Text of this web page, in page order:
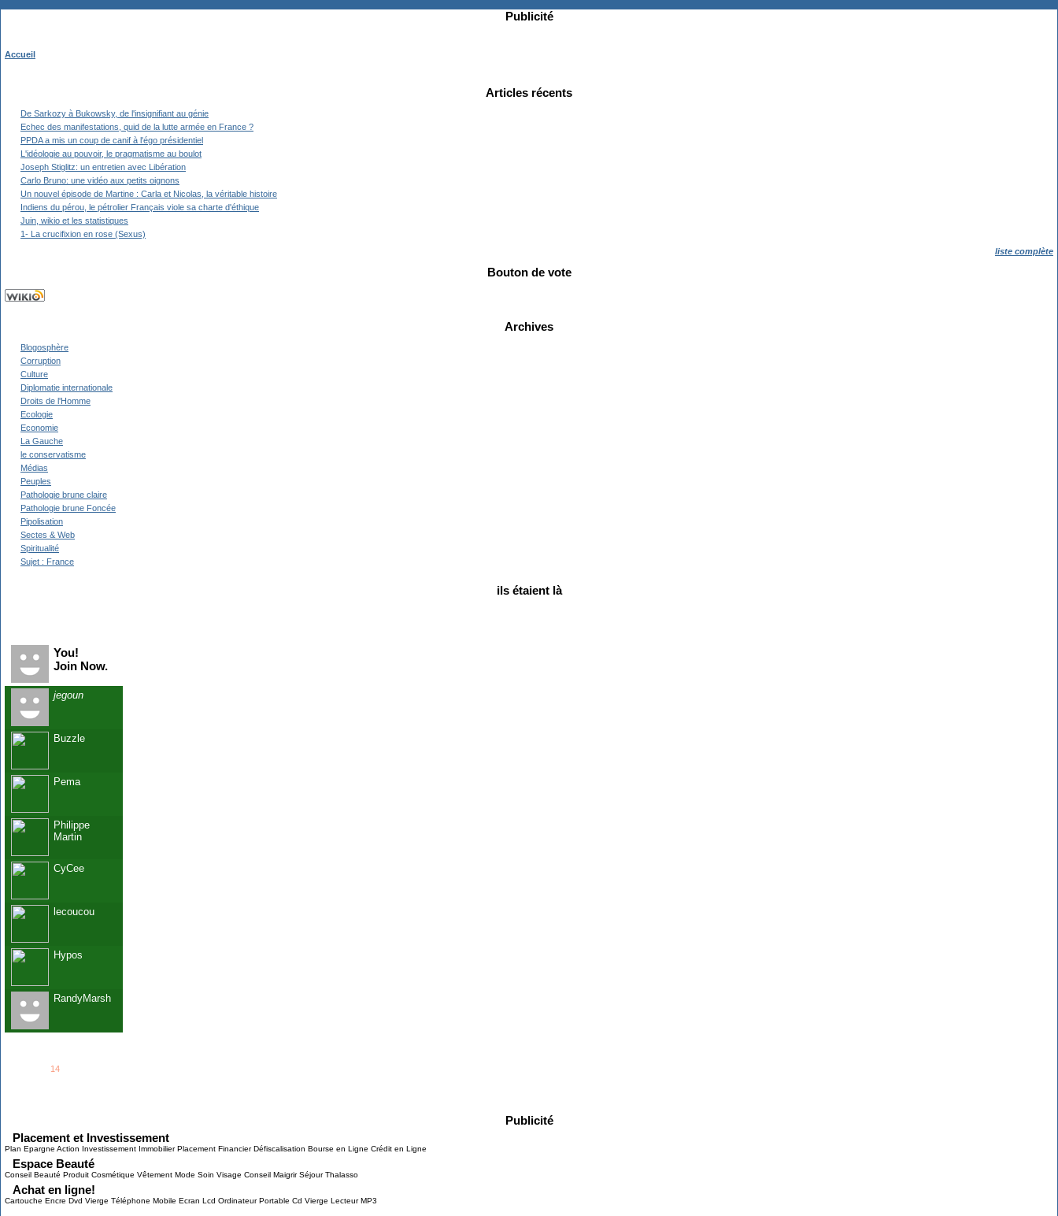
Publicité
Accueil
Articles récents
De Sarkozy à Bukowsky, de l'insignifiant au génie
Echec des manifestations, quid de la lutte armée en France ?
PPDA a mis un coup de canif à l'égo présidentiel
L'idéologie au pouvoir, le pragmatisme au boulot
Joseph Stiglitz: un entretien avec Libération
Carlo Bruno: une vidéo aux petits oignons
Un nouvel épisode de Martine : Carla et Nicolas, la véritable histoire
Indiens du pérou, le pétrolier Français viole sa charte d'éthique
Juin, wikio et les statistiques
1- La crucifixion en rose (Sexus)
liste complète
Bouton de vote
Archives
Blogosphère
Corruption
Culture
Diplomatie internationale
Droits de l'Homme
Ecologie
Economie
La Gauche
le conservatisme
Médias
Peuples
Pathologie brune claire
Pathologie brune Foncée
Pipolisation
Sectes & Web
Spiritualité
Sujet : France
ils étaient là
You!
Join Now.
jegoun
Buzzle
Pema
Philippe
Martin
CyCee
lecoucou
Hypos
RandyMarsh
14members...
Publicité
Placement et Investissement
Plan Epargne Action Investissement Immobilier Placement Financier Défiscalisation Bourse en Ligne Crédit en Ligne
Espace Beauté
Conseil Beauté Produit Cosmétique Vêtement Mode Soin Visage Conseil Maigrir Séjour Thalasso
Achat en ligne!
Cartouche Encre Dvd Vierge Téléphone Mobile Ecran Lcd Ordinateur Portable Cd Vierge Lecteur MP3